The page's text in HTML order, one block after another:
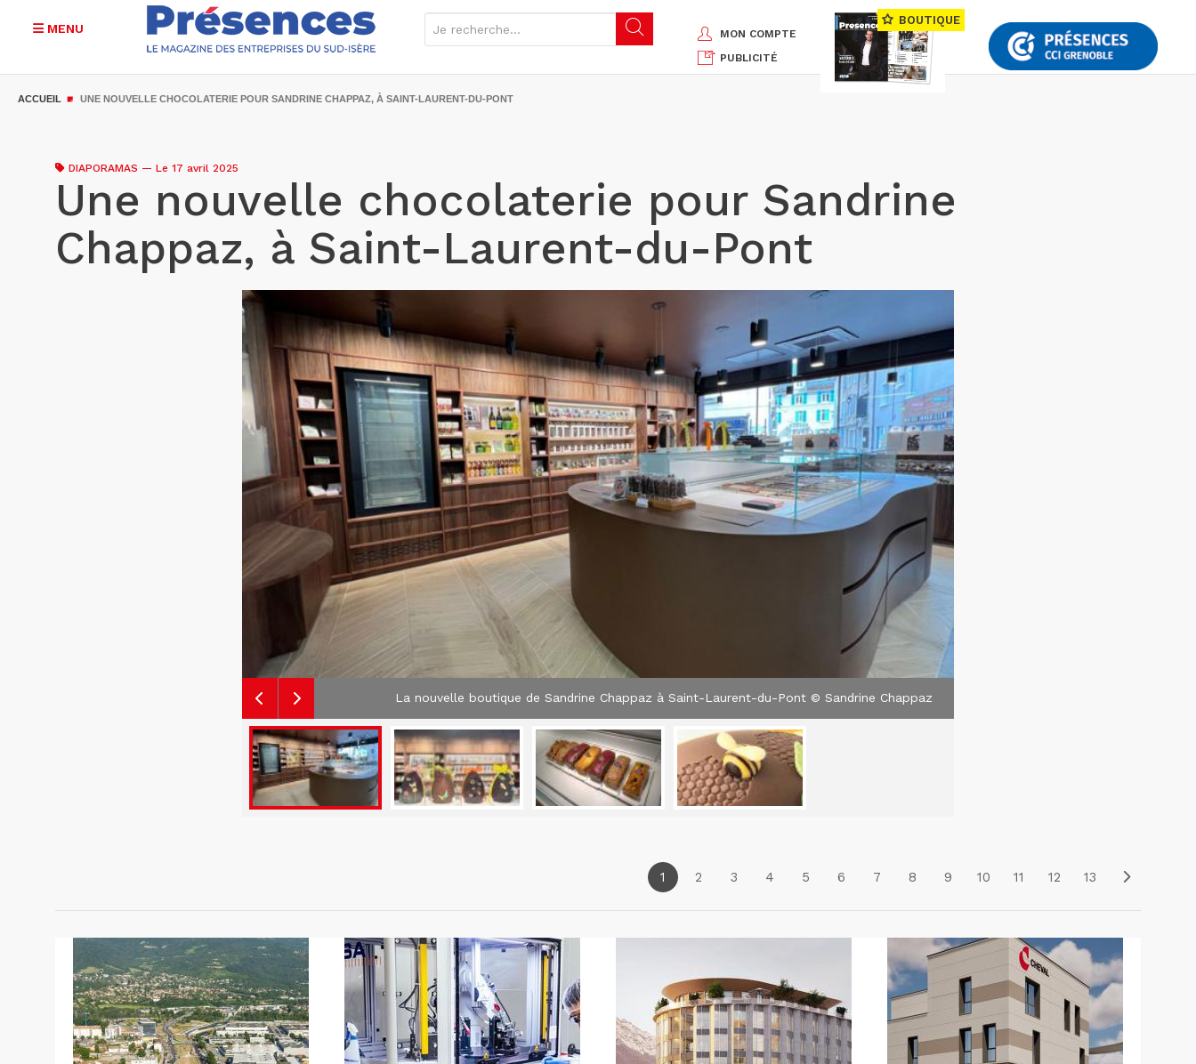
MENU
MON COMPTE
PUBLICITÉ
BOUTIQUE
ACCUEIL UNE NOUVELLE CHOCOLATERIE POUR SANDRINE CHAPPAZ, À SAINT-LAURENT-DU-PONT
DIAPORAMAS — Le 17 avril 2025
Une nouvelle chocolaterie pour Sandrine
Chappaz, à Saint-Laurent-du-Pont
La nouvelle boutique de Sandrine Chappaz à Saint-Laurent-du-Pont © Sandrine Chappaz
1 2 3 4 5 6 7 8 9 10 11 12 13